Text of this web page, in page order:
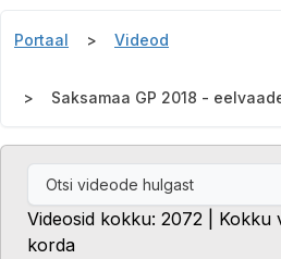
Portaal Videod
Saksamaa GP 2018 -
Videosid kokku: 2072 | Kokku
korda